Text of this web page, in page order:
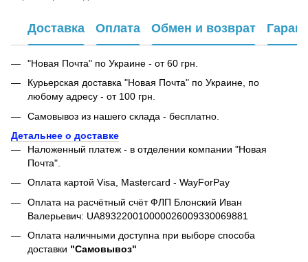
Доставка Оплата Обмен и возврат
"Новая Почта" по Украине - от 60 грн.
Курьерская доставка "Новая Почта" по Украине, по
любому адресу - от 100 грн.
Самовывоз из нашего склада - бесплатно.
Детальнее о доставке
Наложенный платеж - в отделении компании "Новая
Почта".
Оплата картой Visa, Mastercard - WayForPay
Оплата на расчётный счёт ФЛП Блонский Иван
Валерьевич: UA893220010000026009330069881
Оплата наличными доступна при выборе способа
доставки "Самовывоз"